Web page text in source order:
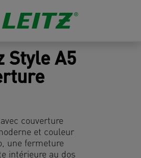
Style A5
couverture
et couleur
une fermeture
intérieure au dos